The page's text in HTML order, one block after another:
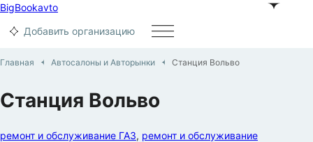
BigBookavto
Добавить организацию
Главная Автосалоны и Aвторынки Станция Вольво
Станция Вольво
ремонт и обслуживание ГАЗ, ремонт и обслуживание